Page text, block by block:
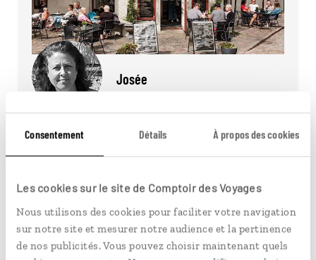
Consentement Détails À propos des cookies
Les cookies sur le site de Comptoir des Voyages
Nous utilisons des cookies pour faciliter votre navigation
sur notre site et mesurer notre audience et la pertinence
de nos publicités. Vous pouvez choisir maintenant quels
Josée
Le temps d'un chocolat chaud, faites
connaissance avec notre Welcome Host Josée,
Lire son interview